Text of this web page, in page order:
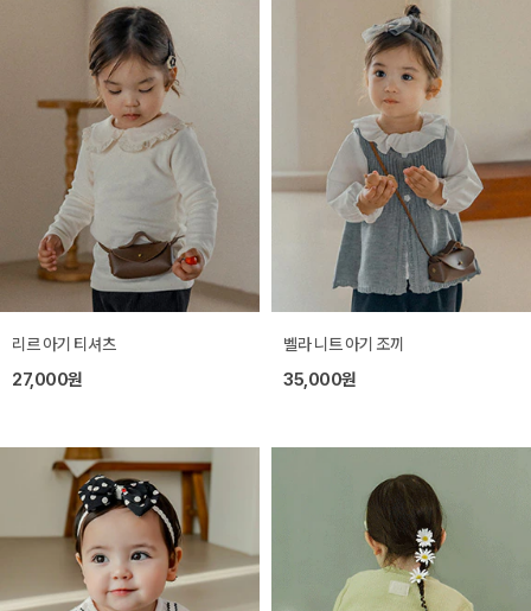
리르 아기 티셔츠
27,000원
벨라 니트 아기 조끼
35,000원